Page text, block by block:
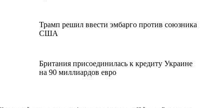
Трамп решил ввести эмбарго против союзника
США
Британия присоединилась к кредиту Украине
на 90 миллиардов евро